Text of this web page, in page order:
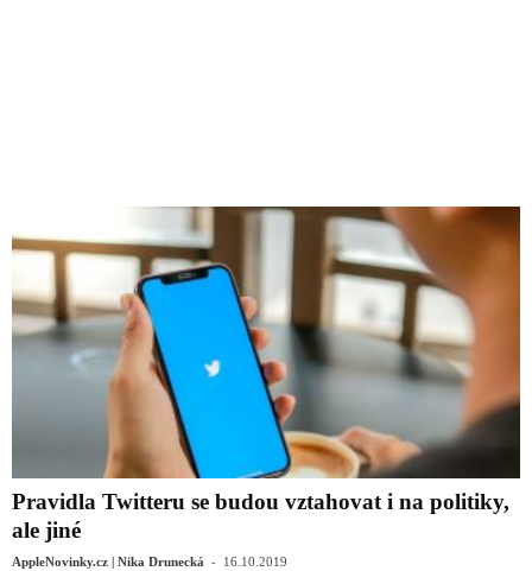
Pravidla Twitteru se budou vztahovat i na politiky,
ale jiné
AppleNovinky.cz | Nika Drunecká - 16.10.2019